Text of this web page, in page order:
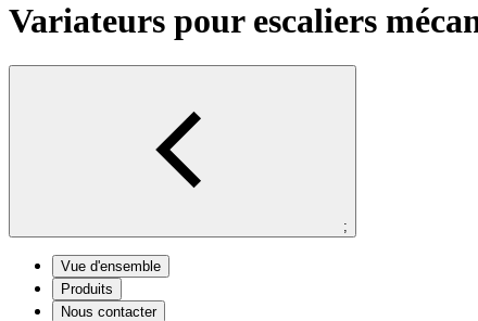
Variateurs pour escaliers
;
Vue d'ensemble
Produits
Nous contacter